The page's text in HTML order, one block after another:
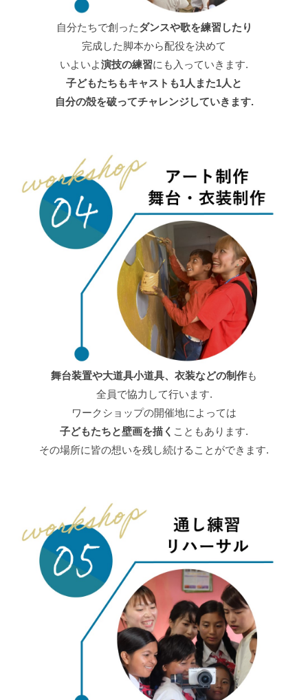
自分たちで創ったダンスや歌を練習したり
完成した脚本から配役を決めて
いよいよ演技の練習にも入っていきます.
子どもたちもキャストも1人また1人と
自分の殻を破ってチャレンジしていきます.
舞台装置や大道具小道具、衣装などの制作も
全員で協力して行います.
ワークショップの開催地によっては
子どもたちと壁画を描く こともあります.
その場所に皆の想いを残し続けることができます.